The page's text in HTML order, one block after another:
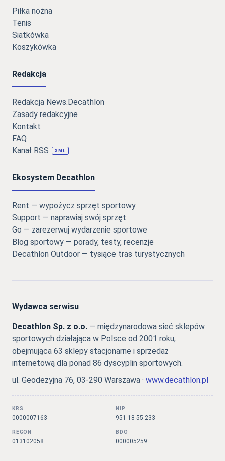
Piłka nożna
Tenis
Siatkówka
Koszykówka
Redakcja
Redakcja News.Decathlon
Zasady redakcyjne
Kontakt
FAQ
Kanał RSS
XML
Ekosystem Decathlon
Rent — wypożycz sprzęt sportowy
Support — naprawiaj swój sprzęt
Go — zarezerwuj wydarzenie sportowe
Blog sportowy — porady, testy, recenzje
Decathlon Outdoor — tysiące tras turystycznych
Wydawca serwisu
Decathlon Sp. z o.o. — międzynarodowa sieć sklepów
sportowych działająca w Polsce od 2001 roku,
obejmująca 63 sklepy stacjonarne i sprzedaż
internetową dla ponad 86 dyscyplin sportowych.
ul. Geodezyjna 76, 03-290 Warszawa · www.decathlon.pl
KRS
0000007163
NIP
951-18-55-233
REGON
013102058
BDO
000005259